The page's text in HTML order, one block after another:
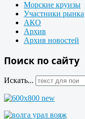
Морские круизы
Участники рынка
АКО
Архив
Архив новостей
Поиск по сайту
Искать...